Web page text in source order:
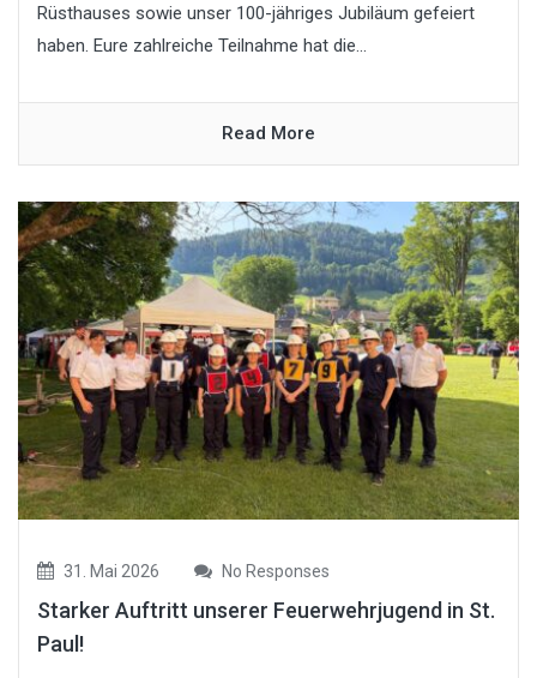
Rüsthauses sowie unser 100-jähriges Jubiläum gefeiert
haben. Eure zahlreiche Teilnahme hat die...
Read More
31. Mai 2026 No Responses
Starker Auftritt unserer Feuerwehrjugend in St.
Paul!